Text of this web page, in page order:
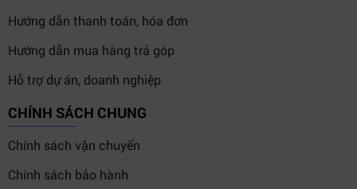
Hướng dẫn thanh toán, hóa đơn
Hướng dẫn mua hàng trả góp
Hỗ trợ dự án, doanh nghiệp
CHÍNH SÁCH CHUNG
Chính sách vận chuyển
Chính sách bảo hành